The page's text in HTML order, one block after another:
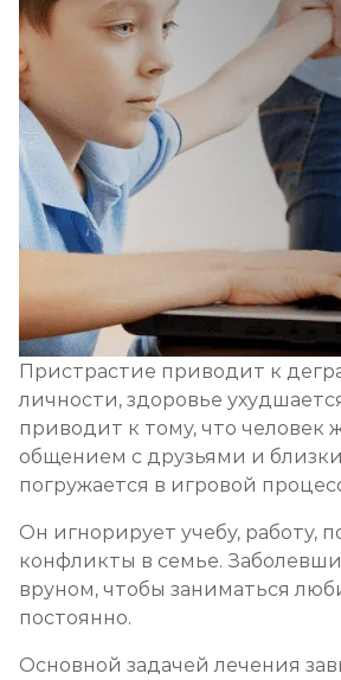
Пристрастие приводит к
личности, здоровье
приводит к тому, что человек
общением с друзьями и
погружается в игровой
Он игнорирует учебу, работу,
конфликты в семье.
вруном, чтобы заниматься
постоянно.
Основной задачей лечения